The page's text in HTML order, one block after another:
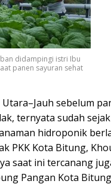
didampingi istri Ibu
panen sayuran sehat
Utara–Jauh sebelum
ternyata sudah
hidroponik
PKK Kota Bitung,
saat ini tercanang
Pangan Kota